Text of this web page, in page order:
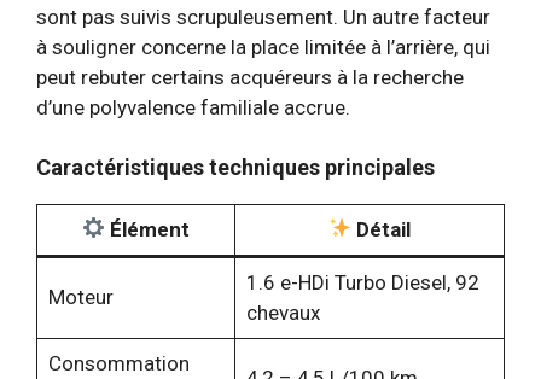
sont pas suivis scrupuleusement. Un autre facteur
à souligner concerne la place limitée à l’arrière, qui
peut rebuter certains acquéreurs à la recherche
d’une polyvalence familiale accrue.
Caractéristiques techniques principales
Élément Détail
Moteur
1.6 e-HDi Turbo Diesel, 92
chevaux
Consommation